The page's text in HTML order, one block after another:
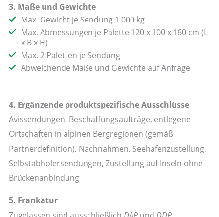
3. Maße und Gewichte
Max. Gewicht je Sendung 1.000 kg
Max. Abmessungen je Palette 120 x 100 x 160 cm (L
x B x H)
Max. 2 Paletten je Sendung
Abweichende Maße und Gewichte auf Anfrage
4. Ergänzende produktspezifische Ausschlüsse
Avissendungen, Beschaffungsaufträge, entlegene
Ortschaften in alpinen Bergregionen (gemäß
Partnerdefinition), Nachnahmen, Seehafenzustellung,
Selbstabholersendungen, Zustellung auf Inseln ohne
Brückenanbindung
5. Frankatur